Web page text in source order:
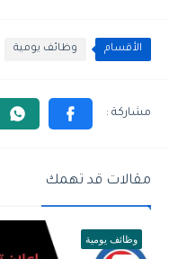
الأقسام وظائف يومية
مقالات قد تهمك
وظائف يومية